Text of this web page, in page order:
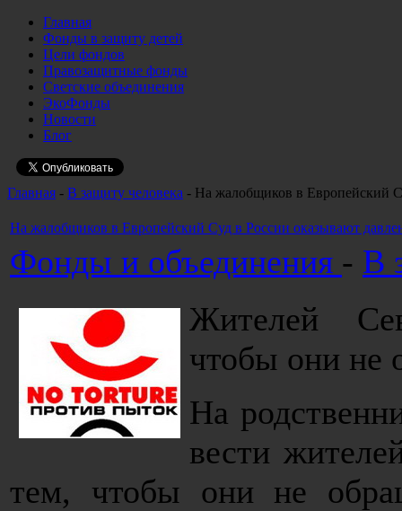
Главная
Фонды в защиту детей
Цели фондов
Правозащитные фонды
Светские объединения
ЭкоФонды
Новости
Блог
Главная - В защиту человека - На жалобщиков в Европейский
На жалобщиков в Европейский Суд в России оказывают
Фонды и объединения - В
Жителей
чтобы они не
На
вести
тем, чтобы они не